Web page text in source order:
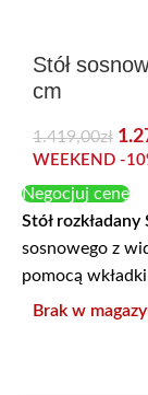
Stół
cm
1.419,00zł
WEEKEND -
Negocjuj cenę
Stół rozkładany
sosnowego z
pomocą
Brak w